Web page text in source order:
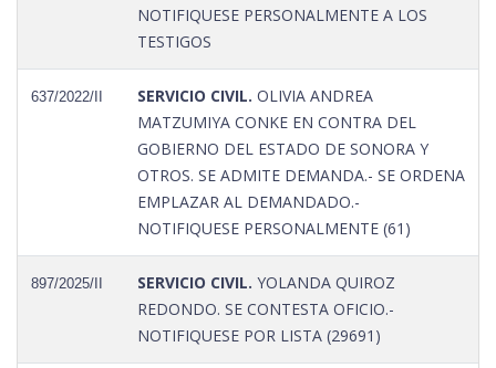
NOTIFIQUESE PERSONALMENTE A LOS
TESTIGOS
637/2022/II SERVICIO CIVIL. OLIVIA ANDREA
MATZUMIYA CONKE EN CONTRA DEL
GOBIERNO DEL ESTADO DE SONORA Y
OTROS. SE ADMITE DEMANDA.- SE ORDENA
EMPLAZAR AL DEMANDADO.-
NOTIFIQUESE PERSONALMENTE (61)
897/2025/II SERVICIO CIVIL. YOLANDA QUIROZ
REDONDO. SE CONTESTA OFICIO.-
NOTIFIQUESE POR LISTA (29691)